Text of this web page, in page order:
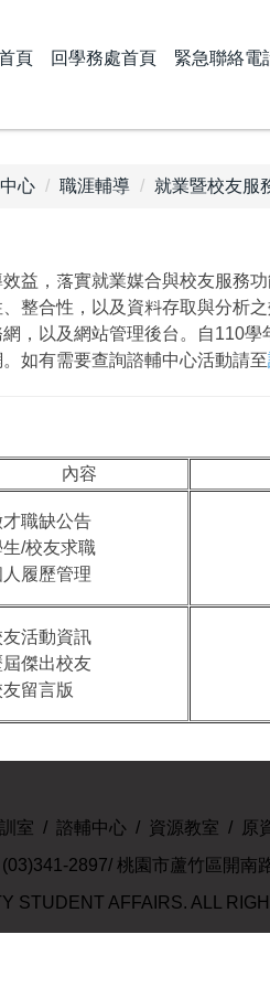
頁 回學務處首頁 緊急聯絡電
心 職涯輔導 就業暨校友服
益，落實就業媒合與校友服務
整合性，以及資料存取與分析
，以及網站管理後台。自110
如有需要查詢諮輔中心活動請至
內容
才職缺公告
生/校友求職
履歷管理
友活動資訊
屆傑出校友
留言版
室 / 諮輔中心 / 資源教室 / 原
2897/ 桃園市蘆竹區開南
STUDENT AFFAIRS. ALL